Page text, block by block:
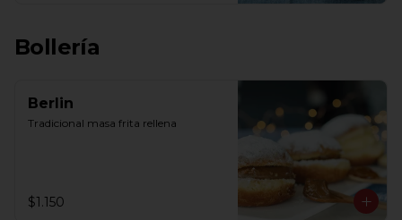
Bollería
Berlin
Tradicional masa frita rellena
$1.150